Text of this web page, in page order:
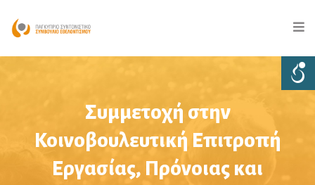
Συμμετοχή στην
Κοινοβουλευτική Επιτροπή
Εργασίας, Πρόνοιας και